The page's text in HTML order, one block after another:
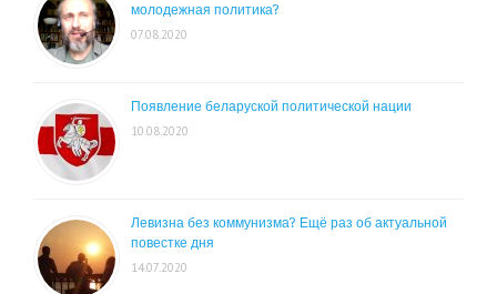
молодежная политика?
07.08.2020
Появление беларуской политической нации
10.08.2020
Левизна без коммунизма? Ещё раз об актуальной
повестке дня
14.07.2020